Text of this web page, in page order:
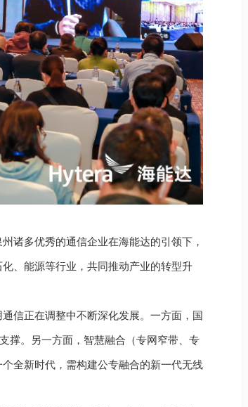
诸多优秀的通信企业在海能达的引领下，
、能源等行业，共同推动产业的转型升
信正在调整中不断深化发展。一方面，国
撑。另一方面，智慧融合（专网窄带、专
全新时代，需构建公专融合的新一代无线